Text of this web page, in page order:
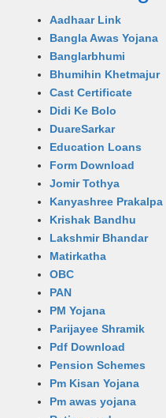
Aadhaar Link
Bangla Awas Yojana
Banglarbhumi
Bhumihin Khetmajur
Cast Certificate
Didi Ke Bolo
DuareSarkar
Education Loans
Form Download
Jomir Tothya
Kanyashree Prakalpa
Krishak Bandhu
Lakshmir Bhandar
Matirkatha
OBC
PAN
PM Yojana
Parijayee Shramik
Pdf Download
Pension Schemes
Pm Kisan Yojana
Pm awas yojana